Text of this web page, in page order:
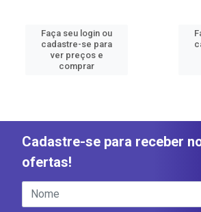
Faça seu login ou
cadastre-se para
ver preços e
comprar
Cadastre-se para receber
ofertas!